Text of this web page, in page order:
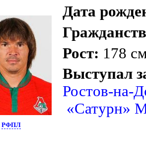
РФПЛ
Дата
Рост: 178
Выступал
Ростов-на-
«Сатурн»